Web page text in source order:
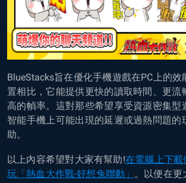
BlueStacks旨在優化手機遊戲在PC上的
置相比 ，它能提供更快的讀取時間 、更流
高的幀率。 這對那些希望享受資源密集型
智能手機上可能出現的延遲或過熱問題的
助。
以上內容希望對大家有幫助!在電腦上下載
玩「熱血大作戰-好想兔聯動 」 。以便在更